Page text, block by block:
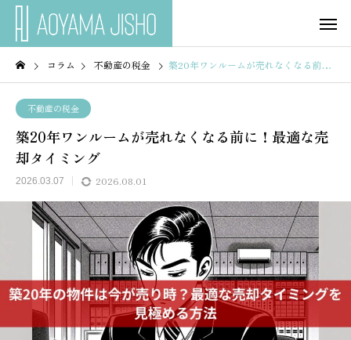
コラム 不動産の税金 築20年ワンルームが売れなくなる前に！最適な売却タイミング
不動産の税金
築20年ワンルームが売れなくなる前に！最適な売
却タイミング
2026.03.07 2026.08.01